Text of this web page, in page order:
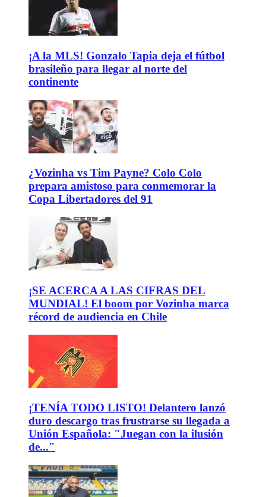
¡A la MLS! Gonzalo Tapia deja el fútbol
brasileño para llegar al norte del
continente
¿Vozinha vs Tim Payne? Colo Colo
prepara amistoso para conmemorar la
Copa Libertadores del 91
¡SE ACERCA A LAS CIFRAS DEL
MUNDIAL! El boom por Vozinha marca
récord de audiencia en Chile
¡TENÍA TODO LISTO! Delantero lanzó
duro descargo tras frustrarse su llegada a
Unión Española: "Juegan con la ilusión
de..."